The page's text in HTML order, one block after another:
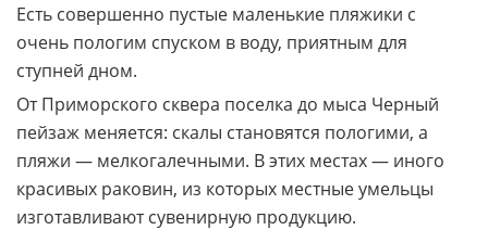
Есть совершенно пустые маленькие пляжики с
очень пологим спуском в воду, приятным для
ступней дном.
От Приморского сквера поселка до мыса Черный
пейзаж меняется: скалы становятся пологими, а
пляжи — мелкогалечными. В этих местах — иного
красивых раковин, из которых местные умельцы
изготавливают сувенирную продукцию.